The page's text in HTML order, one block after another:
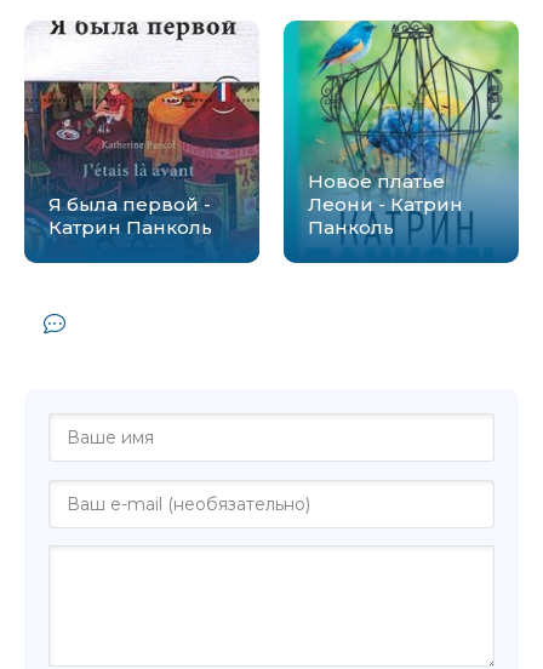
Я была первой -
Катрин Панколь
Новое платье
Леони - Катрин
Панколь